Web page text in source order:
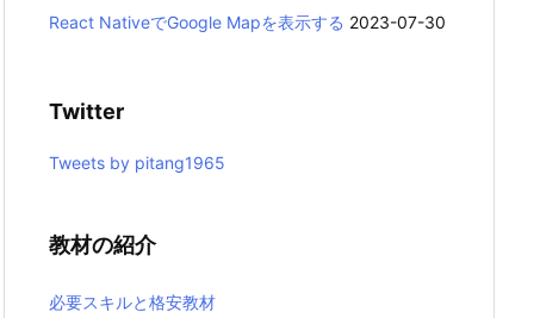
React NativeでGoogle Mapを表示する 2023-07-30
Twitter
Tweets by pitang1965
教材の紹介
必要スキルと格安教材